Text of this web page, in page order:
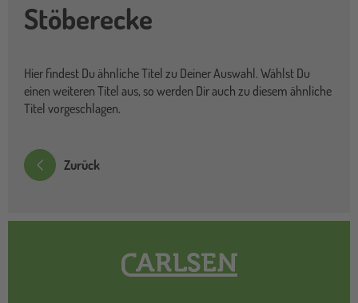
Stöberecke
Hier findest Du ähnliche Titel zu Deiner Auswahl. Wählst Du
einen weiteren Titel aus, so werden Dir auch zu diesem ähnliche
Titel vorgeschlagen.
Zurück